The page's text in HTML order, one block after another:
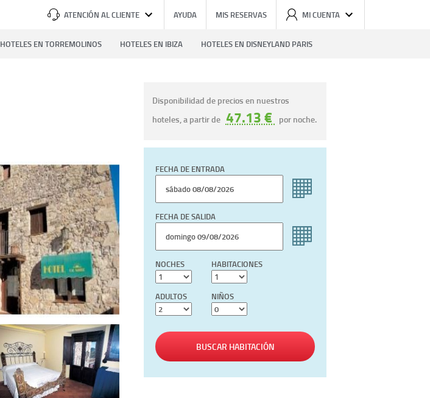
ATENCIÓN AL CLIENTE AYUDA MIS RESERVAS MI CUENTA
HOTELES EN TORREMOLINOS HOTELES EN IBIZA HOTELES EN DISNEYLAND PARIS
Disponibilidad de precios en nuestros
hoteles, a partir de 47.13 € por noche.
FECHA DE ENTRADA
FECHA DE SALIDA
NOCHES HABITACIONES
ADULTOS NIÑOS
BUSCAR HABITACIÓN